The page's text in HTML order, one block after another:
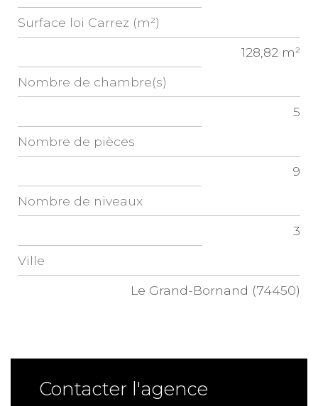
Surface loi Carrez (m²)
128,82 m²
Nombre de chambre(s)
5
Nombre de pièces
9
Nombre de niveaux
3
Ville
Le Grand-Bornand (74450)
Contacter l'agence